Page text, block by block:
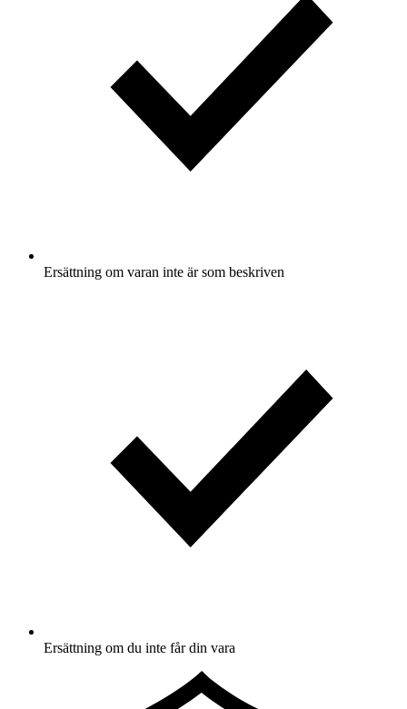
Ersättning om varan inte är som beskriven
Ersättning om du inte får din vara